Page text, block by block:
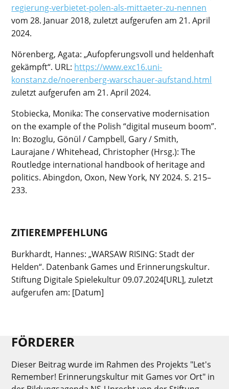
regierung-verbietet-polen-als-mittaeter-zu-nennen
vom 28. Januar 2018, zuletzt aufgerufen am 21. April
2024.
Nörenberg, Agata: „Aufopferungsvoll und heldenhaft
gekämpft“. URL: https://www.exc16.uni-
konstanz.de/noerenberg-warschauer-aufstand.html
zuletzt aufgerufen am 21.April 2024.
Stobiecka, Monika: The conservative modernisation
on the example of the Polish “digital museum boom”.
In: Bozoglu, Gönül / Campbell, Gary / Smith,
Laurajane / Whitehead, Christopher (Hrsg.): The
Routledge international handbook of heritage and
politics.Abingdon, Oxon, New York, NY 2024. S. 215–
233.
ZITIEREMPFEHLUNG
Burkhardt, Hannes: „WARSAW RISING: Stadt der
Helden“. Datenbank Games und Erinnerungskultur.
Stiftung Digitale Spielekultur 09.07.2024[URL], zuletzt
aufgerufen am: [Datum]
FÖRDERER
Dieser Beitrag wurde im Rahmen des Projekts "Let's
Remember! Erinnerungskultur mit Games vor Ort" in